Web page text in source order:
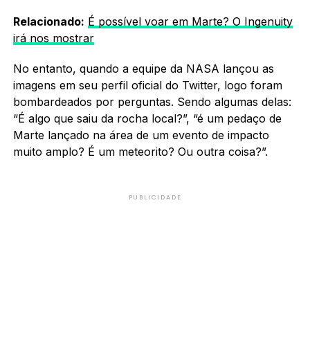
Relacionado: É possível voar em Marte? O Ingenuity
irá nos mostrar
No entanto, quando a equipe da NASA lançou as
imagens em seu perfil oficial do Twitter, logo foram
bombardeados por perguntas. Sendo algumas delas:
“É algo que saiu da rocha local?”, “é um pedaço de
Marte lançado na área de um evento de impacto
muito amplo? É um meteorito? Ou outra coisa?”.
PUBLICIDADE